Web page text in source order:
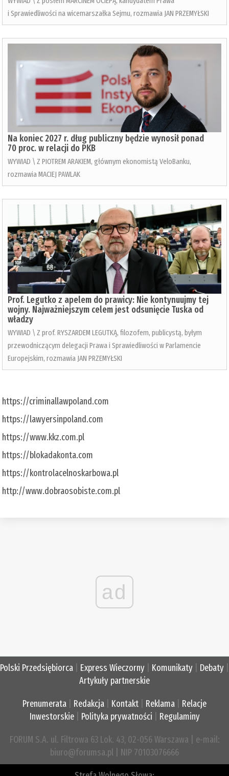
i Sprawiedliwości na wicemarszałka Sejmu, rozmawia JAN PRZEMYŁSKI
Na koniec 2027 r. dług publiczny będzie wynosił ponad
70 proc. w relacji do PKB
WYWIAD \ Z PIOTREM ARAKIEM, głównym ekonomistą VeloBanku,
rozmawia MACIEJ PAWLAK
Prof. Legutko z apelem do prawicy: Nie kontynuujmy tej
wojny. Najważniejszym celem jest odsunięcie Tuska od
władzy
WYWIAD \ Z prof. RYSZARDEM LEGUTKĄ, filozofem, publicystą, byłym
przewodniczącym delegacji Prawa i Sprawiedliwości w Parlamencie
Europejskim, rozmawia JAN PRZEMYŁSKI
https://criminallawpoland.com
https://lawyersinpoland.com
https://www.kkz.com.pl
https://blokadakonta.com
https://kontrolacelnoskarbowa.pl
http://www.dobraosobiste.com.pl
ad
Polski Przedsiębiorca Express Wieczorny Komunikaty Debaty
Artykuły partnerskie
Prenumerata Redakcja Kontakt Reklama
Relacje
Inwestorskie| Polityka prywatności Regulaminy
FORUM S.A. ul. Filtrowa 63 Lok. 43, 02-056 Warszawa | e-mail:
biuro@forumsa.pl | NIP 70103076666